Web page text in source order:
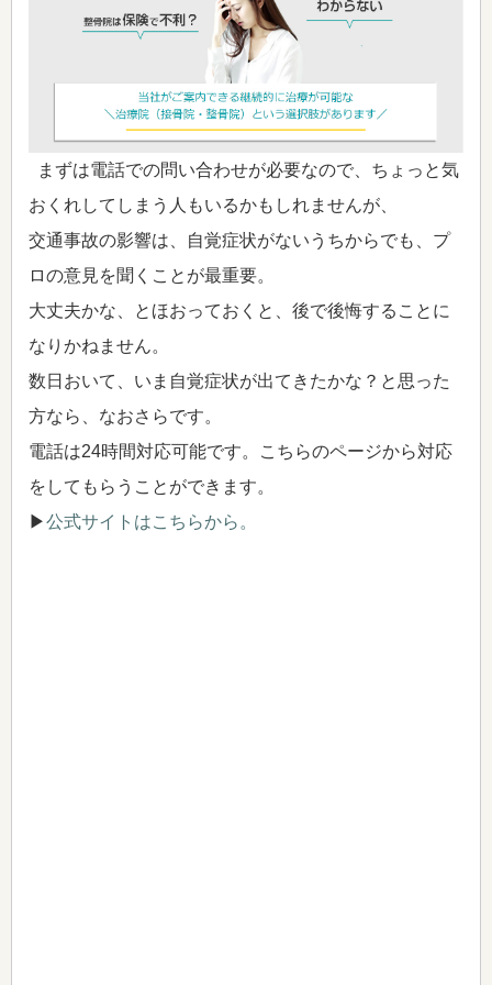
まずは電話での問い合わせが必要なので、ちょっと気
おくれしてしまう人もいるかもしれませんが、
交通事故の影響は、自覚症状がないうちからでも、プ
ロの意見を聞くことが最重要。
大丈夫かな、とほおっておくと、後で後悔することに
なりかねません。
数日おいて、いま自覚症状が出てきたかな？と思った
方なら、なおさらです。
電話は24時間対応可能です。こちらのページから対応
をしてもらうことができます。
▶公式サイトはこちらから。